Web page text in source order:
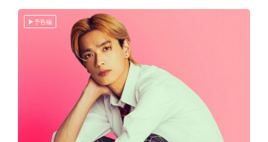
予告編